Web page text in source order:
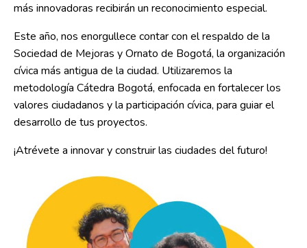
más innovadoras recibirán un reconocimiento especial.
Este año, nos enorgullece contar con el respaldo de la
Sociedad de Mejoras y Ornato de Bogotá, la organización
cívica más antigua de la ciudad. Utilizaremos la
metodología Cátedra Bogotá, enfocada en fortalecer los
valores ciudadanos y la participación cívica, para guiar el
desarrollo de tus proyectos.
¡Atrévete a innovar y construir las ciudades del futuro!